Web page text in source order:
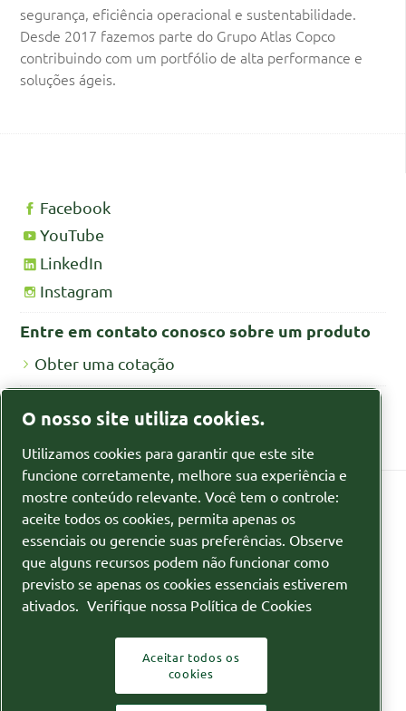
segurança, eficiência operacional e sustentabilidade.
Desde 2017 fazemos parte do Grupo Atlas Copco
contribuindo com um portfólio de alta performance e
soluções ágeis.
Facebook
YouTube
LinkedIn
Instagram
Entre em contato conosco sobre um produto
Obter uma cotação
Política de privacidade
Gerenciar cookies
Sitemap
© 2026 Itubombas
Descubra como o Atlas Copco Group permite
O nosso site utiliza cookies.
Utilizamos cookies para garantir que este site
funcione corretamente, melhore sua experiência e
mostre conteúdo relevante. Você tem o controle:
aceite todos os cookies, permita apenas os
essenciais ou gerencie suas preferências. Observe
que alguns recursos podem não funcionar como
previsto se apenas os cookies essenciais estiverem
ativados. Verifique nossa Política de Cookies
Aceitar todos os
cookies